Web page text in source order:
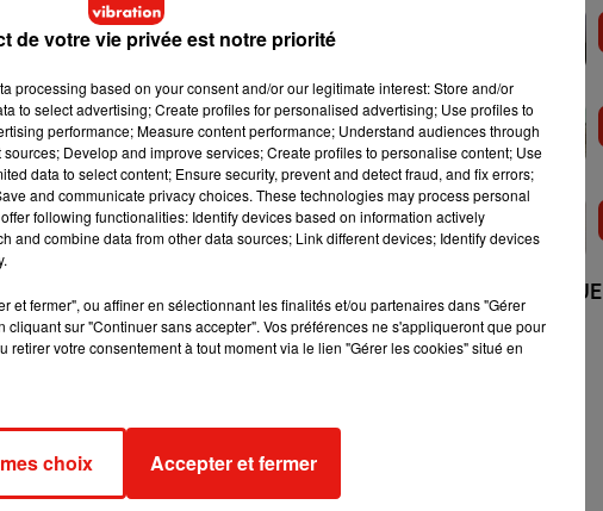
Dadju vient de faire le buzz en postant une
à maîtriser les ambiances
", a ainsi écrit
2017.
+ DE MUSIQUE
de votre vie privée est notre priorité
processing based on your consent and/or our legitimate interest: Store and/or
to select advertising; Create profiles for personalised advertising; Use profiles to
performance; Measure content performance; Understand audiences through
Develop and improve services; Create profiles to personalise content; Use
data to select content; Ensure security, prevent and detect fraud, and fix errors;
and communicate privacy choices. These technologies may process personal
following functionalities: Identify devices based on information actively
and combine data from other data sources; Link different devices; Identify devices
et fermer", ou affiner en sélectionnant les finalités et/ou partenaires dans "Gérer
cliquant sur "Continuer sans accepter". Vos préférences ne s'appliqueront que pour
retirer votre consentement à tout moment via le lien "Gérer les cookies" situé en
choix Accepter et fermer